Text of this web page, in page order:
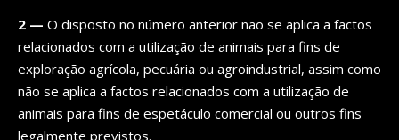
2 — O disposto no número anterior não se aplica a factos
relacionados com a utilização de animais para fins de
exploração agrícola, pecuária ou agroindustrial, assim como
não se aplica a factos relacionados com a utilização de
animais para fins de espetáculo comercial ou outros fins
legalmente previstos.